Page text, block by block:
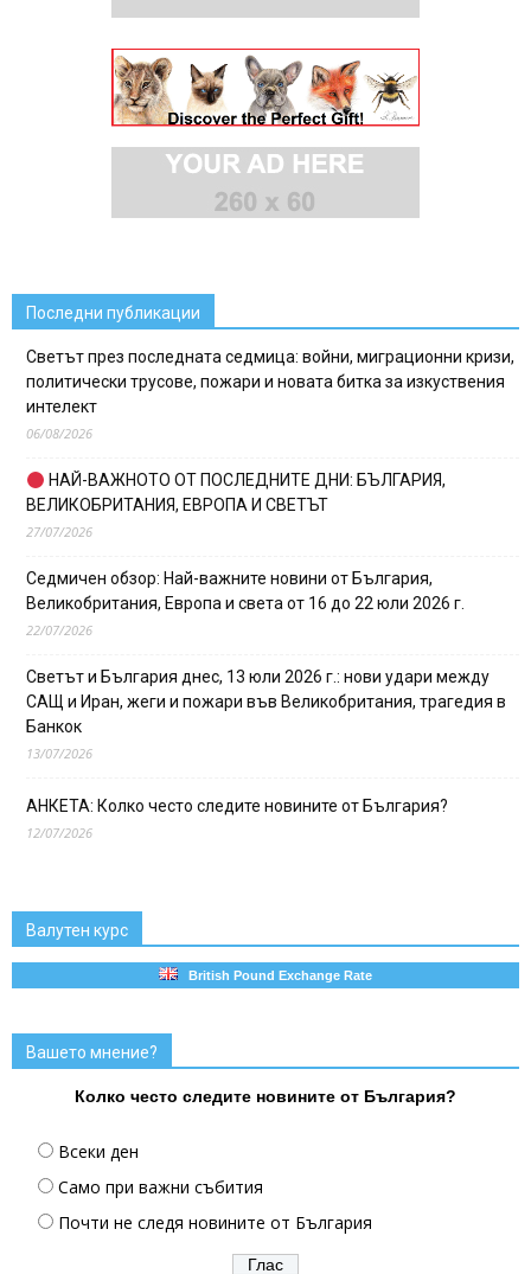
Последни публикации
Светът през последната седмица: войни, миграционни кризи,
политически трусове, пожари и новата битка за изкуствения
интелект
06/08/2026
НАЙ-ВАЖНОТО ОТ ПОСЛЕДНИТЕ ДНИ: БЪЛГАРИЯ,
ВЕЛИКОБРИТАНИЯ, ЕВРОПА И СВЕТЪТ
27/07/2026
Седмичен обзор: Най-важните новини от България,
Великобритания, Европа и света от 16 до 22 юли 2026 г.
22/07/2026
Светът и България днес, 13 юли 2026 г.: нови удари между
САЩ и Иран, жеги и пожари във Великобритания, трагедия в
Банкок
13/07/2026
АНКЕТА: Колко често следите новините от България?
12/07/2026
Валутен курс
British Pound Exchange Rate
Вашето мнение?
Колко често следите новините от България?
Всеки ден
Само при важни събития
Почти не следя новините от България